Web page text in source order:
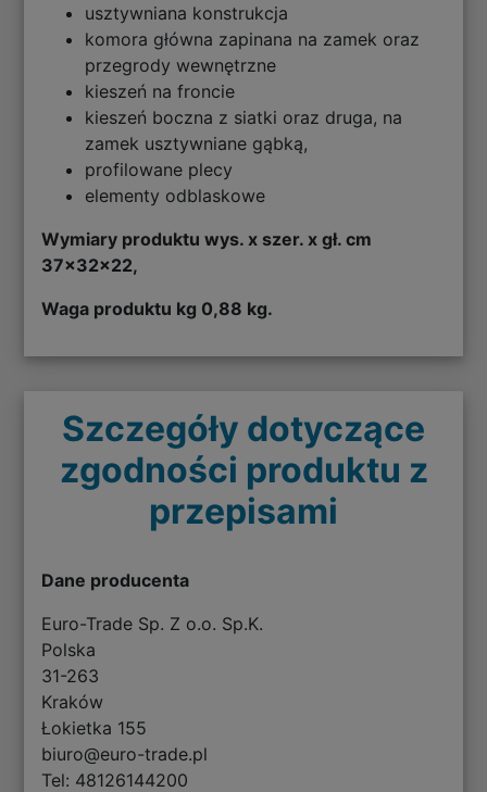
usztywniana konstrukcja
komora główna zapinana na zamek oraz
przegrody wewnętrzne
kieszeń na froncie
kieszeń boczna z siatki oraz druga, na
zamek usztywniane gąbką,
profilowane plecy
elementy odblaskowe
Wymiary produktu wys. x szer. x gł. cm
37x32x22,
Waga produktu kg 0,88 kg.
Szczegóły dotyczące
zgodności produktu z
przepisami
Dane producenta
Euro-Trade Sp. Z o.o. Sp.K.
Polska
31-263
Kraków
Łokietka 155
biuro@euro-trade.pl
Tel: 48126144200